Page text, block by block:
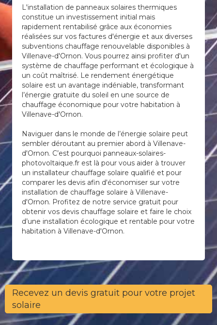
L'installation de panneaux solaires thermiques
constitue un investissement initial mais
rapidement rentabilisé grâce aux économies
réalisées sur vos factures d'énergie et aux diverses
subventions chauffage renouvelable disponibles à
Villenave-d'Ornon. Vous pourrez ainsi profiter d'un
système de chauffage performant et écologique à
un coût maîtrisé. Le rendement énergétique
solaire est un avantage indéniable, transformant
l’énergie gratuite du soleil en une source de
chauffage économique pour votre habitation à
Villenave-d'Ornon.
Naviguer dans le monde de l’énergie solaire peut
sembler déroutant au premier abord à Villenave-
d'Ornon. C’est pourquoi panneaux-solaires-
photovoltaique.fr est là pour vous aider à trouver
un installateur chauffage solaire qualifié et pour
comparer les devis afin d'économiser sur votre
installation de chauffage solaire à Villenave-
d'Ornon. Profitez de notre service gratuit pour
obtenir vos devis chauffage solaire et faire le choix
d’une installation écologique et rentable pour votre
habitation à Villenave-d'Ornon.
Recevez un devis gratuit pour votre projet
solaire